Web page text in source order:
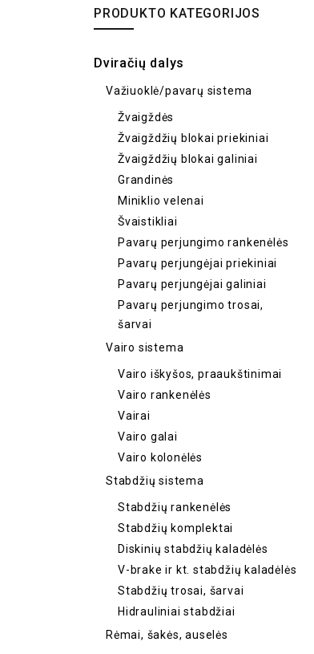
PRODUKTO KATEGORIJOS
Dviračių dalys
Važiuoklė/pavarų sistema
Žvaigždės
Žvaigždžių blokai priekiniai
Žvaigždžių blokai galiniai
Grandinės
Miniklio velenai
Švaistikliai
Pavarų perjungimo rankenėlės
Pavarų perjungėjai priekiniai
Pavarų perjungėjai galiniai
Pavarų perjungimo trosai,
šarvai
Vairo sistema
Vairo iškyšos, praaukštinimai
Vairo rankenėlės
Vairai
Vairo galai
Vairo kolonėlės
Stabdžių sistema
Stabdžių rankenėlės
Stabdžių komplektai
Diskinių stabdžių kaladėlės
V-brake ir kt. stabdžių kaladėlės
Stabdžių trosai, šarvai
Hidrauliniai stabdžiai
Rėmai, šakės, auselės